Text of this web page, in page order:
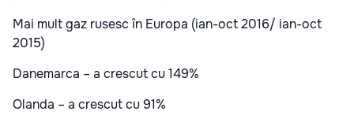
Mai mult gaz rusesc în Europa (ian-oct 2016/ ian-oct
2015)
Danemarca – a crescut cu 149%
Olanda – a crescut cu 91%